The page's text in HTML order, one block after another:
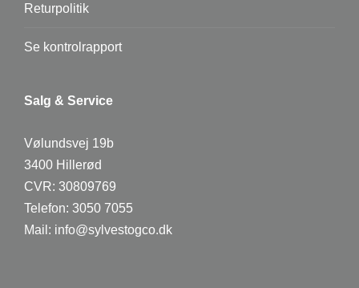
Returpolitik
Se kontrolrapport
Salg & Service
Vølundsvej 19b
3400 Hillerød
CVR: 30809769
Telefon: 3050 7055
Mail: info@sylvestogco.dk